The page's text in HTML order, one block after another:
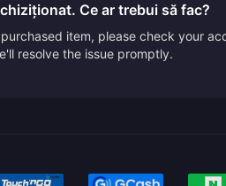
Ce ar trebui să fac?
item, please check your
resolve the issue promptly.